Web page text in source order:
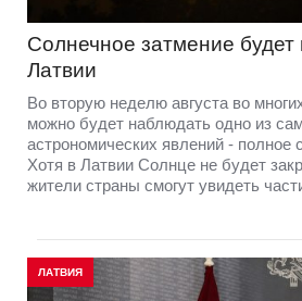
Солнечное затмение будет
Латвии
Во вторую неделю августа во
можно будет наблюдать одно из
астрономических явлений - полное
Хотя в Латвии Солнце не будет
жители страны смогут увидеть
ЛАТВИЯ